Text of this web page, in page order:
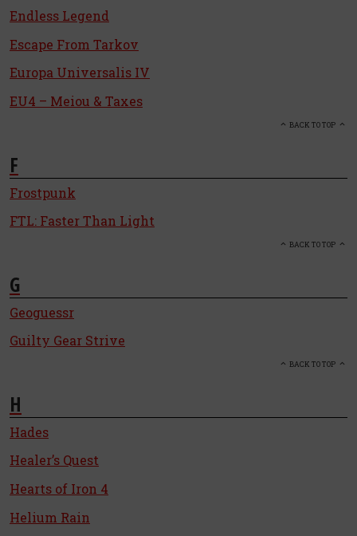
Endless Legend
Escape From Tarkov
Europa Universalis IV
EU4 – Meiou & Taxes
BACK TO TOP
F
Frostpunk
FTL: Faster Than Light
BACK TO TOP
G
Geoguessr
Guilty Gear Strive
BACK TO TOP
H
Hades
Healer’s Quest
Hearts of Iron 4
Helium Rain